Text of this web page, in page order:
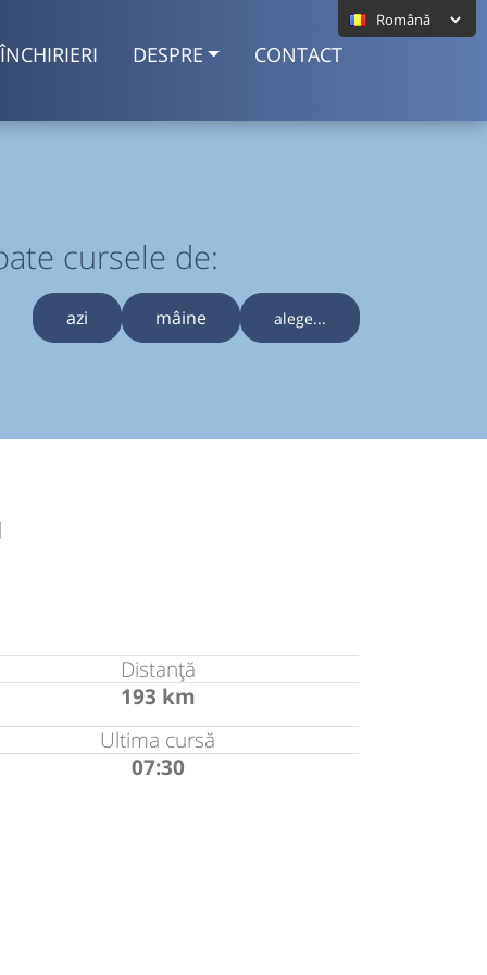
ÎNCHIRIERI DESPRE CONTACT
cursele de:
azi mâine alege...
Distanță
193 km
Ultima cursă
07:30